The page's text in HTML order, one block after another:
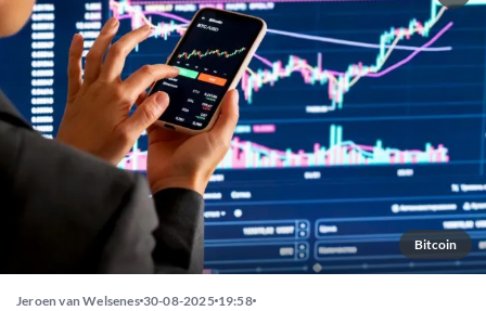
Bitcoin
Jeroen van Welsenes 30-08-2025 19:58